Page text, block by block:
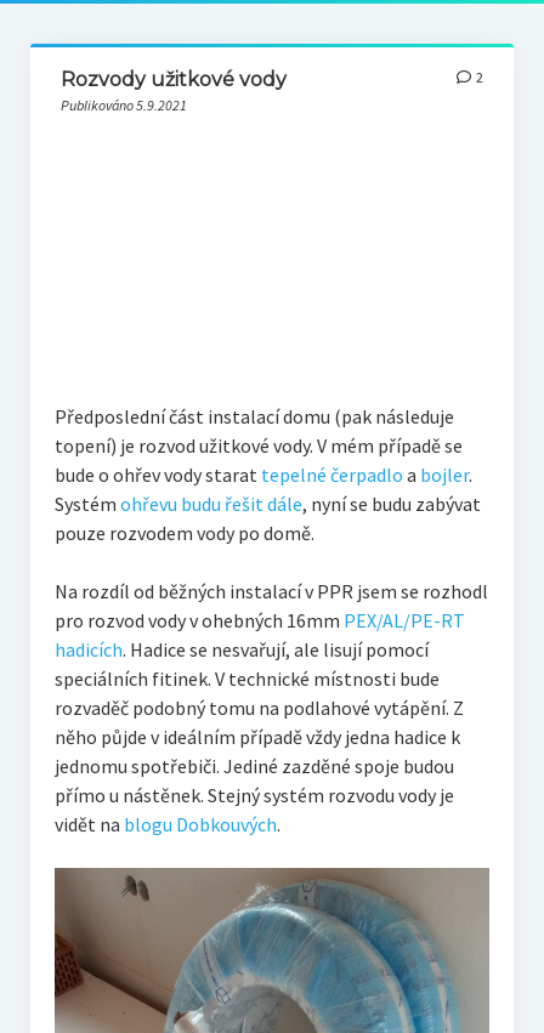
Rozvody užitkové vody
Publikováno 5.9.2021
2
Předposlední část instalací domu (pak následuje
topení) je rozvod užitkové vody. V mém případě se
bude o ohřev vody starat tepelné čerpadlo a bojler.
Systém ohřevu budu řešit dále, nyní se budu zabývat
pouze rozvodem vody po domě.
Na rozdíl od běžných instalací v PPR jsem se rozhodl
pro rozvod vody v ohebných 16mm PEX/AL/PE-RT
hadicích. Hadice se nesvařují, ale lisují pomocí
speciálních fitinek. V technické místnosti bude
rozvaděč podobný tomu na podlahové vytápění. Z
něho půjde v ideálním případě vždy jedna hadice k
jednomu spotřebiči. Jediné zazděné spoje budou
přímo u nástěnek. Stejný systém rozvodu vody je
vidět na blogu Dobkouvých.